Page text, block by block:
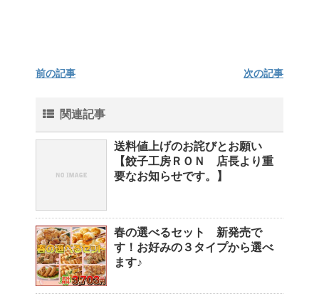
前の記事 次の記事
関連記事
送料値上げのお詫びとお願い
【餃子工房ＲＯＮ 店長より重
要なお知らせです。】
春の選べるセット 新発売で
す！お好みの３タイプから選べ
ます♪